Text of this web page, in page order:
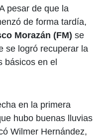
pesar de que la
de forma tardía,
Morazán (FM) se
se logró recuperar la
básicos en el
en la primera
hubo buenas lluvias
Wilmer Hernández,